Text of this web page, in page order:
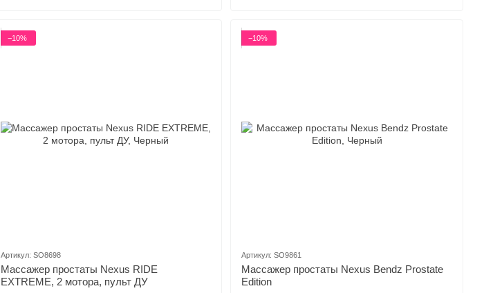
−10%
Артикул: SO8698
Массажер простаты Nexus RIDE
EXTREME, 2 мотора, пульт ДУ
−10%
Артикул: SO9861
Массажер простаты Nexus Bendz Prostate
Edition